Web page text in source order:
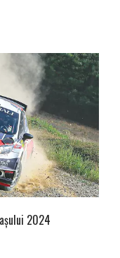
2024